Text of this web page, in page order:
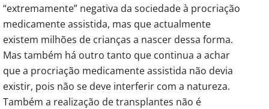
“extremamente” negativa da sociedade à procriação
medicamente assistida, mas que actualmente
existem milhões de crianças a nascer dessa forma.
Mas também há outro tanto que continua a achar
que a procriação medicamente assistida não devia
existir, pois não se deve interferir com a natureza.
Também a realização de transplantes não é